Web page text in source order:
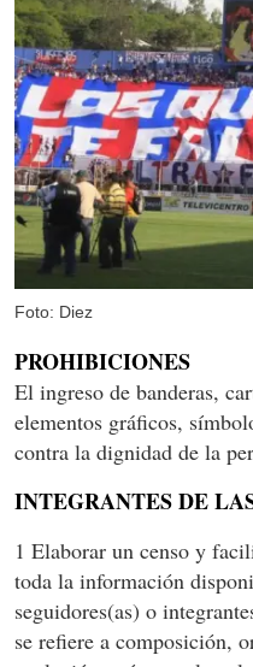
Foto: Diez
PROHIBICIONES
El ingreso de banderas,
elementos gráficos,
contra la dignidad de la
INTEGRANTES DE
1 Elaborar un censo y
toda la información
seguidores(as) o
se refiere a composición,